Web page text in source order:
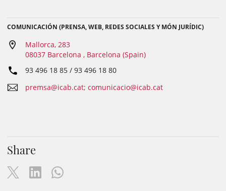
COMUNICACIÓN (PRENSA, WEB, REDES SOCIALES Y MÓN JURÍDIC)
Mallorca, 283
08037 Barcelona , Barcelona (Spain)
93 496 18 85 / 93 496 18 80
premsa@icab.cat; comunicacio@icab.cat
Share